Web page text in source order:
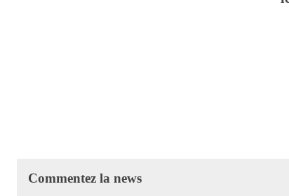
Commentez la news